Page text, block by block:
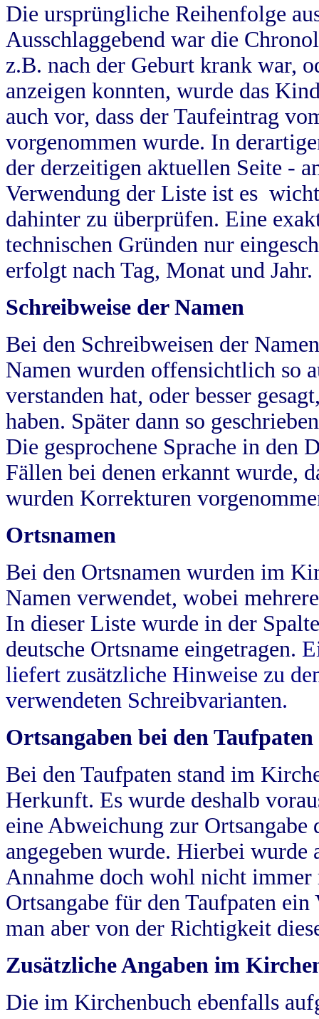
Die ursprüngliche Reihenfolge
Ausschlaggebend war die
z.B. nach der Geburt krank war,
anzeigen konnten, wurde das
auch vor, dass der Taufeintrag
vorgenommen wurde. In
der derzeitigen aktuellen Seite -
Verwendung der Liste ist es
dahinter zu überprüfen. Eine
technischen Gründen nur
erfolgt nach Tag, Monat und Jahr.
Schreibweise der Namen
Bei den Schreibweisen der
Namen wurden offensichtlich so
verstanden hat, oder besser
haben. Später dann so
Die gesprochene Sprache in
Fällen bei denen erkannt wurde,
wurden Korrekturen
Ortsnamen
Bei den Ortsnamen wurden im
Namen verwendet, wobei
In dieser Liste wurde in der
deutsche Ortsname eingetragen.
liefert zusätzliche Hinweise zu
verwendeten Schreibvarianten.
Ortsangaben bei den Taufpaten
Bei den Taufpaten stand im
Herkunft. Es wurde deshalb
eine Abweichung zur
angegeben wurde. Hierbei wurde
Annahme doch wohl nicht
Ortsangabe für den Taufpaten
man aber von der Richtigkeit
Zusätzliche Angaben im
Die im Kirchenbuch ebenfalls